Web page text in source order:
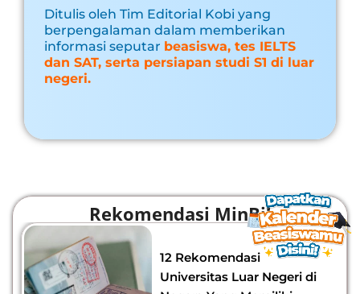
Ditulis oleh Tim Editorial Kobi yang
berpengalaman dalam memberikan
informasi seputar beasiswa, tes IELTS
dan SAT, serta persiapan studi S1 di luar
negeri.
Rekomendasi MinBi!
12 Rekomendasi
Universitas Luar Negeri di